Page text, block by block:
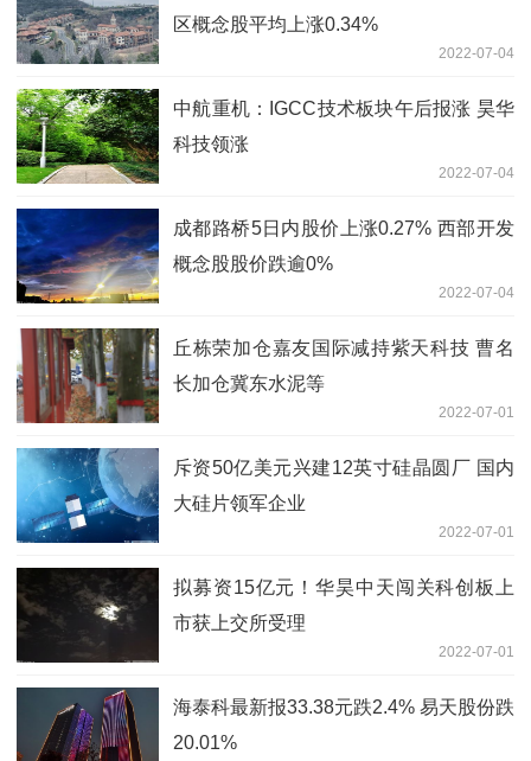
区概念股平均上涨0.34%
2022-07-04
中航重机：IGCC技术板块午后报涨 昊华
科技领涨
2022-07-04
成都路桥5日内股价上涨0.27% 西部开发
概念股股价跌逾0%
2022-07-04
丘栋荣加仓嘉友国际减持紫天科技 曹名
长加仓冀东水泥等
2022-07-01
斥资50亿美元兴建12英寸硅晶圆厂 国内
大硅片领军企业
2022-07-01
拟募资15亿元！华昊中天闯关科创板上
市获上交所受理
2022-07-01
海泰科最新报33.38元跌2.4% 易天股份跌
20.01%